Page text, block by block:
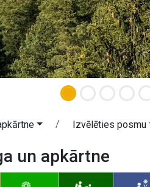
Izvēlēties posmu
un apkārtne